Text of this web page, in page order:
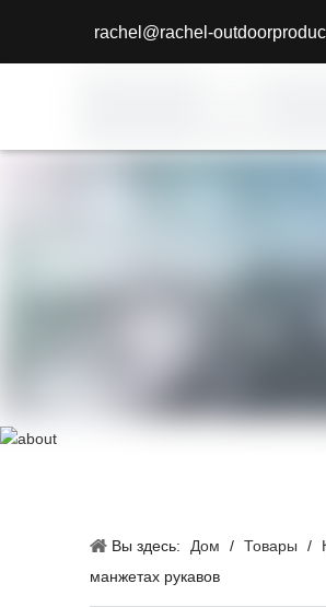
rachel@rachel-
Вы здесь: Дом / Товары /
манжетах рукавов